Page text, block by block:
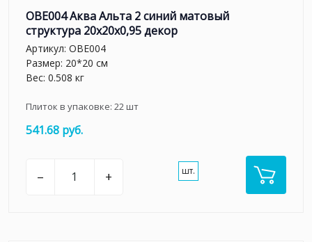
OBE004 Аква Альта 2 синий матовый
структура 20x20x0,95 декор
Артикул: OBE004
Размер: 20*20 см
Вес: 0.508 кг
Плиток в упаковке: 22шт
541.68 руб.
– + шт.